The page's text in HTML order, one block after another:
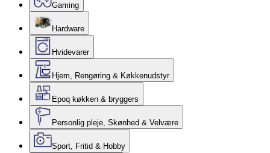
Gaming
Hardware
Hvidevarer
Hjem, Rengøring & Køkkenudstyr
Epoq køkken & bryggers
Personlig pleje, Skønhed & Velvære
Sport, Fritid & Hobby